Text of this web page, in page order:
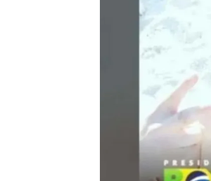
Eventos